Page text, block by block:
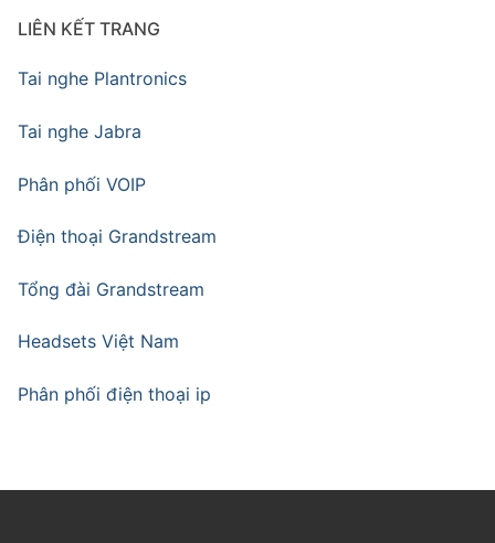
LIÊN KẾT TRANG
Tai nghe Plantronics
Tai nghe Jabra
Phân phối VOIP
Điện thoại Grandstream
Tổng đài Grandstream
Headsets Việt Nam
Phân phối điện thoại ip